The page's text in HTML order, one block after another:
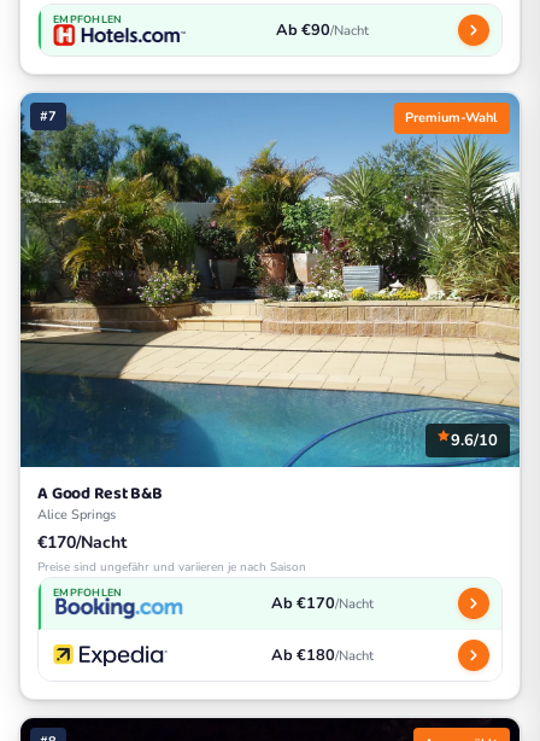
EMPFOHLEN Ab €90/Nacht
#7 Premium-Wahl
9.6/10
A Good Rest B&B
Alice Springs
€170/Nacht
Preise sind ungefähr und variieren je nach Saison
EMPFOHLEN Ab €170/Nacht
Ab €180/Nacht